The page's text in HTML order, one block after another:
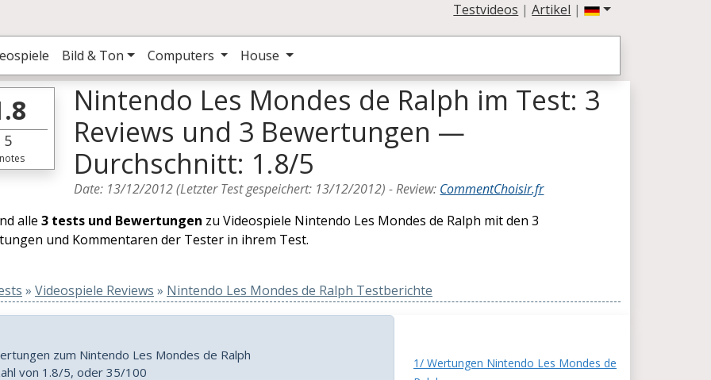
Testvideos |Artikel |
Bild & Ton Computers House
5
Nintendo Les Mondes de Ralph im Test: 3
Reviews und 3 Bewertungen —
Durchschnitt: 1.8/5
Date: 13/12/2012(Letzter Test gespeichert: 13/12/2012) -Review: CommentChoisir.fr
alle 3 tests und Bewertungen zu Videospiele Nintendo Les Mondes de Ralph mit den 3
und Kommentaren der Tester in ihrem Test.
» Videospiele Reviews » Nintendo Les Mondes de Ralph Testberichte
zum Nintendo Les Mondes de Ralph
von 1.8/5, oder 35/100
1/ Wertungen Nintendo Les Mondes de